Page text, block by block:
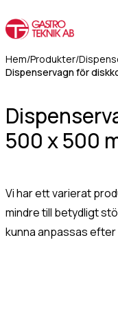
Hem/Produkter/
Dispenservagn för
500 x 500
Vi har ett varierat
mindre till betydligt
kunna anpassas
Stäng
Om
oss
Kontakt
i formuläret
för att
som
Värmeskåp
Värmeri/
Värmeri för korv,
Värmeskåp/
Vattenbad på
Vattenbad för